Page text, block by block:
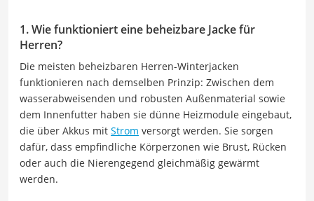
1. Wie funktioniert eine beheizbare Jacke für
Herren?
Die meisten beheizbaren Herren-Winterjacken
funktionieren nach demselben Prinzip: Zwischen dem
wasserabweisenden und robusten Außenmaterial sowie
dem Innenfutter haben sie dünne Heizmodule eingebaut,
die über Akkus mit Strom versorgt werden. Sie sorgen
dafür, dass empfindliche Körperzonen wie Brust, Rücken
oder auch die Nierengegend gleichmäßig gewärmt
werden.